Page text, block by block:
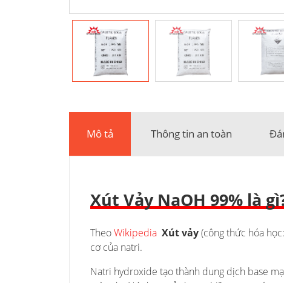
Mô tả Thông tin an toàn
Xút Vảy NaOH 99% là
TheoWikipedia Xút vảy(công thức hóa học:
cơ của natri.
Natri hydroxide tạo thành dung dịch base